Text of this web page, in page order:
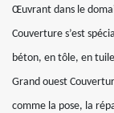
Œuvrant dans le
Couverture s’est
béton, en tôle, en
Grand ouest
comme la pose, la